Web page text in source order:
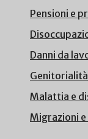
Pensioni e
Danni da
Genitorialità
Malattia e
Migrazioni